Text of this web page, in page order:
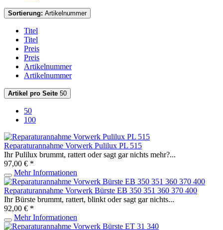
Sortierung: Artikelnummer
Titel
Titel
Preis
Preis
Artikelnummer
Artikelnummer
Artikel pro Seite 50
50
100
Reparaturannahme Vorwerk Pulilux PL 515
Ihr Pulilux brummt, rattert oder sagt gar nichts mehr?...
97,00 € *
Mehr Informationen
Reparaturannahme Vorwerk Bürste EB 350 351 360 370 400
Ihr Bürste brummt, rattert, blinkt oder sagt gar nichts...
92,00 € *
Mehr Informationen